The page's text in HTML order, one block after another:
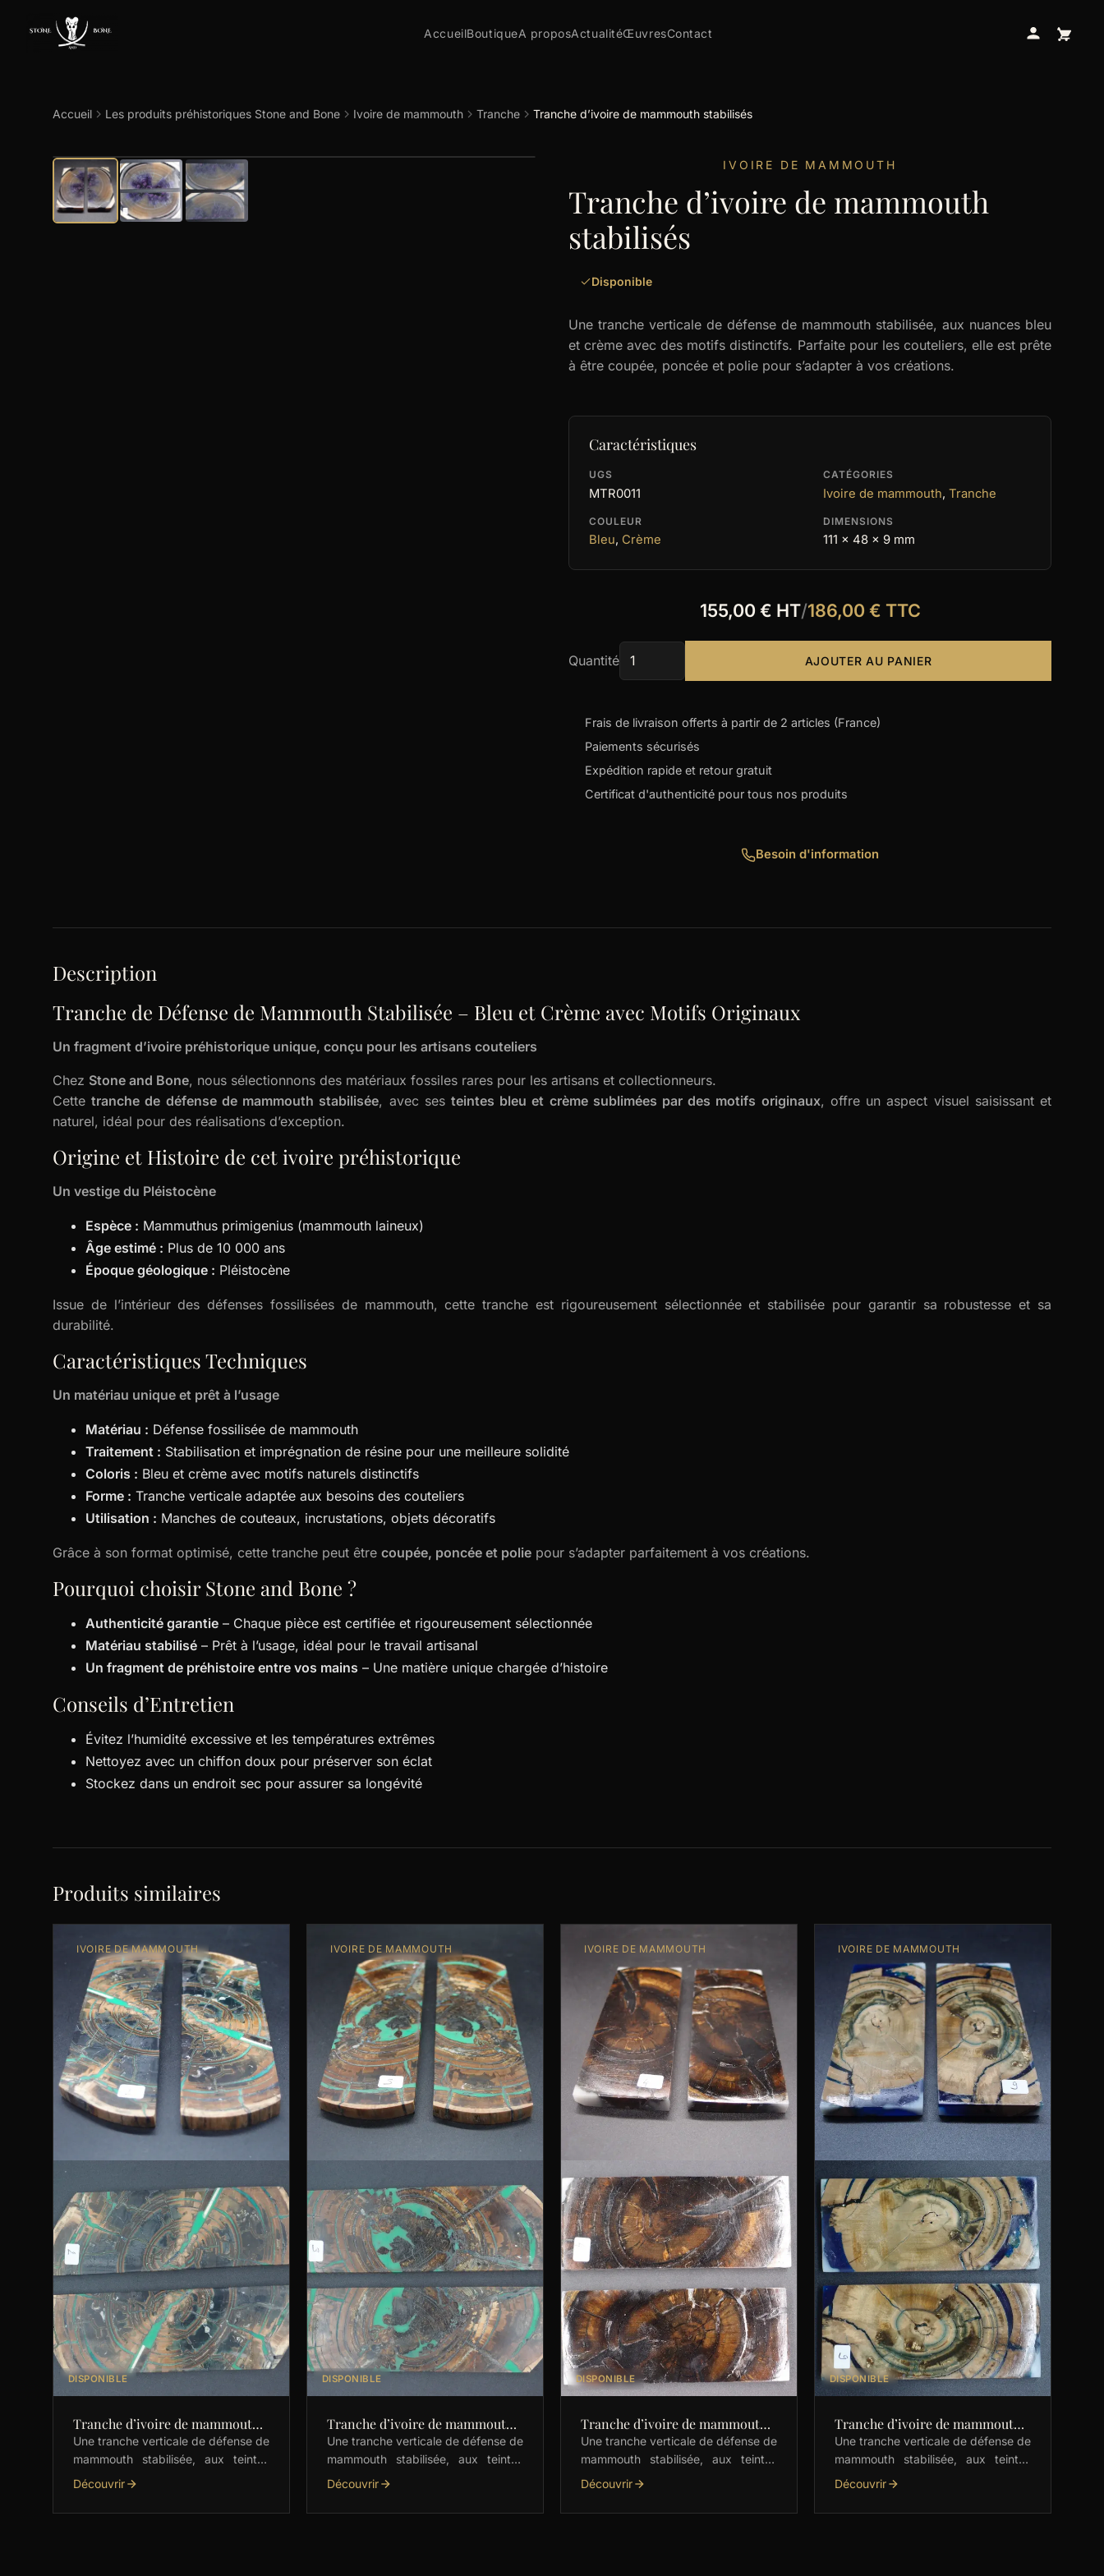
AccueilBoutiqueA proposActualitéŒuvresContact
Accueil Les produits préhistoriques Stone and Bone Ivoire de mammouth Tranche Tranche d’ivoire de mammouth stabilisés
IVOIRE DE MAMMOUTH
Tranche d’ivoire de mammouth
stabilisés
Disponible
Une tranche verticale de défense de mammouth stabilisée, aux nuances bleu
et crème avec des motifs distinctifs. Parfaite pour les couteliers, elle est prête
à être coupée, poncée et polie pour s’adapter à vos créations.
Caractéristiques
UGS
MTR0011
CATÉGORIES
Ivoire de mammouth, Tranche
COULEUR
Bleu, Crème
DIMENSIONS
111 x 48 x 9 mm
155,00 € HT/186,00 € TTC
Quantité AJOUTER AU PANIER
Frais de livraison offerts à partir de 2 articles (France)
Paiements sécurisés
Expédition rapide et retour gratuit
Certificat d'authenticité pour tous nos produits
Besoin d'information
Description
Tranche de Défense de Mammouth Stabilisée – Bleu et Crème avec Motifs Originaux
Un fragment d’ivoire préhistorique unique, conçu pour les artisans couteliers
Chez Stone and Bone, nous sélectionnons des matériaux fossiles rares pour les artisans et collectionneurs.
Cettetranche de défense de mammouth stabilisée, avec ses teintes bleu et crème sublimées par des motifs originaux, offre un aspect visuel saisissant et
naturel, idéal pour des réalisations d’exception.
Origine et Histoire de cet ivoire préhistorique
Un vestige du Pléistocène
Espèce : Mammuthus primigenius (mammouth laineux)
Âge estimé : Plus de 10 000 ans
Époque géologique : Pléistocène
Issue de l’intérieur des défenses fossilisées de mammouth, cette tranche est rigoureusement sélectionnée et stabilisée pour garantir sa robustesse et sa
durabilité.
Caractéristiques Techniques
Un matériau unique et prêt à l’usage
Matériau : Défense fossilisée de mammouth
Traitement : Stabilisation et imprégnation de résine pour une meilleure solidité
Coloris : Bleu et crème avec motifs naturels distinctifs
Forme : Tranche verticale adaptée aux besoins des couteliers
Utilisation : Manches de couteaux, incrustations, objets décoratifs
Grâce à son format optimisé, cette tranche peut être coupée, poncée et polie pour s’adapter parfaitement à vos créations.
Pourquoi choisir Stone and Bone ?
Authenticité garantie – Chaque pièce est certifiée et rigoureusement sélectionnée
Matériau stabilisé – Prêt à l’usage, idéal pour le travail artisanal
Un fragment de préhistoire entre vos mains – Une matière unique chargée d’histoire
Conseils d’Entretien
Évitez l’humidité excessive et les températures extrêmes
Nettoyez avec un chiffon doux pour préserver son éclat
Stockez dans un endroit sec pour assurer sa longévité
Produits similaires
IVOIRE DE MAMMOUTH
DISPONIBLE
Tranche d’ivoire de mammouth
stabilisés
Une tranche verticale de défense de
mammouth stabilisée, aux teintes
naturelles marron avec une subtile
les couteliers, elle est …
Découvrir
IVOIRE DE MAMMOUTH
DISPONIBLE
Tranche d’ivoire de mammouth
stabilisés
Une tranche verticale de défense de
mammouth stabilisée, aux teintes
naturelles marron avec une subtile
Parfaite pour les couteliers, …
Découvrir
IVOIRE DE MAMMOUTH
DISPONIBLE
Tranche d’ivoire de mammouth
stabilisés
Une tranche verticale de défense de
mammouth stabilisée, aux teintes
marron très sombre. Parfaite pour
coupée, poncée …
Découvrir
IVOIRE DE MAMMOUTH
DISPONIBLE
Tranche d’ivoire de mammouth
stabilisés
Une tranche verticale de défense de
mammouth stabilisée, aux teintes
brunes avec des touches naturelles
elle est prête …
Découvrir